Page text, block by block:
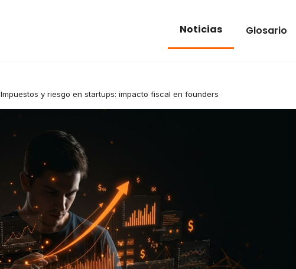
Noticias Glosario
Impuestos y riesgo en startups: impacto fiscal en founders